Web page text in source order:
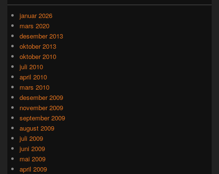
januar 2026
mars 2020
desember 2013
oktober 2013
oktober 2010
juli 2010
april 2010
mars 2010
desember 2009
november 2009
september 2009
august 2009
juli 2009
juni 2009
mai 2009
april 2009